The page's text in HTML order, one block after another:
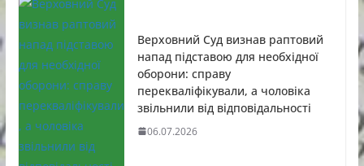
Верховний Суд визнав раптовий
напад підставою для необхідної
оборони: справу
перекваліфікували, а чоловіка
звільнили від відповідальності
06.07.2026